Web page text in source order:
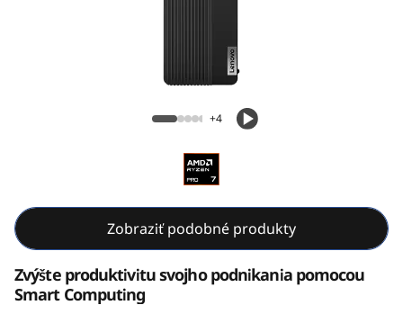
e
M
7
ThinkCentre M75s Gen 5 (AMD) SFF
+4
Zobraziť podobné produkty
Zvýšte produktivitu svojho podnikania pomocou
Smart Computing